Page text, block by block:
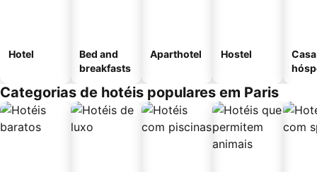
Hotel
Bed and
breakfasts
Aparthotel Hostel
Categorias de hotéis populares em Paris